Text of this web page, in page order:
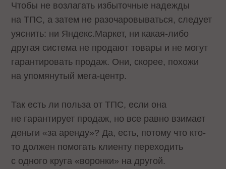
Чтобы не возлагать избыточные надежды
на ТПС, а затем не разочаровываться, следует
уяснить: ни Яндекс.Маркет, ни какая-либо
другая система не продают товары и не могут
гарантировать продаж. Они, скорее, похожи
на упомянутый мега-центр.
Так есть ли польза от ТПС, если она
не гарантирует продаж, но все равно взимает
деньги «за аренду»? Да, есть, потому что кто-
то должен помогать клиенту переходить
с одного круга «воронки» на другой.